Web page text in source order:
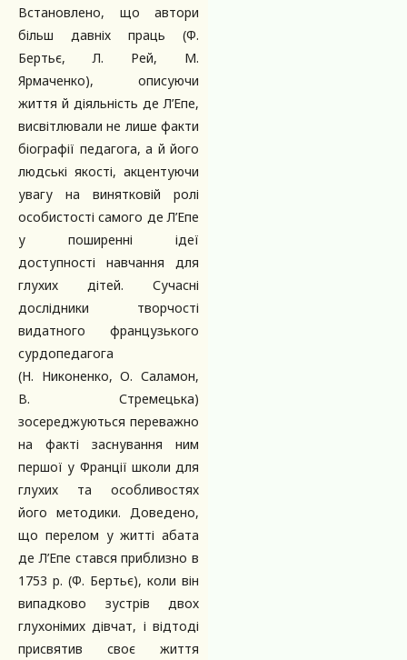
Встановлено, що автори
більш давніх праць (Ф.
Бертьє, Л. Рей, М.
Ярмаченко), описуючи
життя й діяльність де Л’Епе,
висвітлювали не лише факти
біографії педагога, а й його
людські якості, акцентуючи
увагу на винятковій ролі
особистості самого де Л’Епе
у поширенні ідеї
доступності навчання для
глухих дітей. Сучасні
дослідники творчості
видатного французького
сурдопедагога
(Н. Никоненко, О. Саламон,
В. Стремецька)
зосереджуються переважно
на факті заснування ним
першої у Франції школи для
глухих та особливостях
його методики. Доведено,
що перелом у житті абата
де Л’Епе стався приблизно в
1753 р. (Ф. Бертьє), коли він
випадково зустрів двох
глухонімих дівчат, і відтоді
присвятив своє життя